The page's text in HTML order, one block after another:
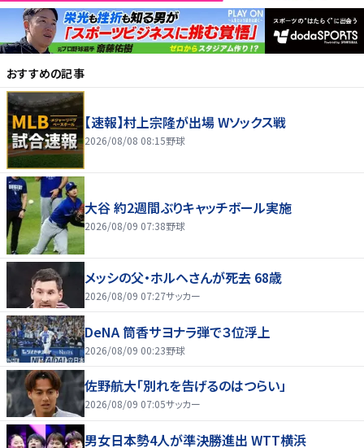
おすすめの記事
【速報】村上宗隆が出場 Wソックス戦
2026/08/08 08:15野球
大谷 約2週間ぶりキャッチボール実施
2026/08/09 07:38野球
メッシの父・ホルヘさんが死去 68歳
2026/08/09 07:27サッカー
DeNA 筒香サヨナラ弾で３位浮上
2026/08/09 00:23野球
佐野航大「別れを告げるのはつらい」
2026/08/09 07:05サッカー
男女日本勢4人が準決勝進出 WTT横浜